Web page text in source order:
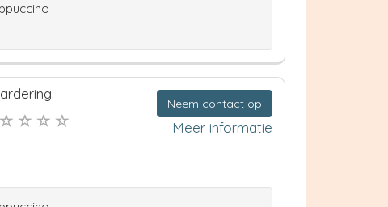
Neem contact op
Meer informatie